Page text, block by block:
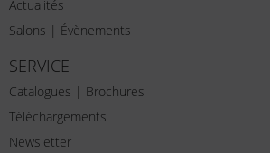
Actualités
Salons | Évènements
SERVICE
Catalogues | Brochures
Téléchargements
Newsletter